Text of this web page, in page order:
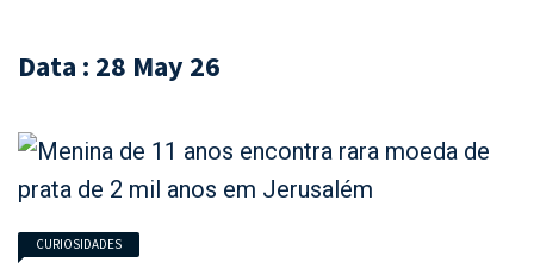
Data : 28 May 26
CURIOSIDADES